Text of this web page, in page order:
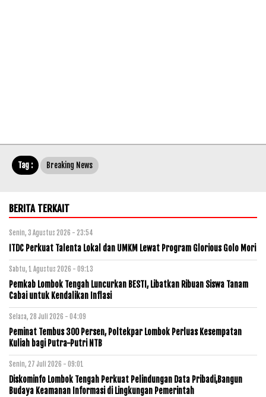
Tag : Breaking News
BERITA TERKAIT
Senin, 3 Agustus 2026 - 23:54
ITDC Perkuat Talenta Lokal dan UMKM Lewat Program Glorious Golo Mori
Sabtu, 1 Agustus 2026 - 09:13
Pemkab Lombok Tengah Luncurkan BESTI, Libatkan Ribuan Siswa Tanam
Cabai untuk Kendalikan Inflasi
Selasa, 28 Juli 2026 - 04:09
Peminat Tembus 300 Persen, Poltekpar Lombok Perluas Kesempatan
Kuliah bagi Putra-Putri NTB
Senin, 27 Juli 2026 - 09:01
Diskominfo Lombok Tengah Perkuat Pelindungan Data Pribadi,Bangun
Budaya Keamanan Informasi di Lingkungan Pemerintah